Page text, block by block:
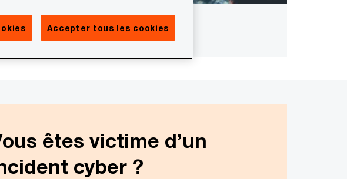
êtes victime d’un
cyber ?
Accepter tous les cookies